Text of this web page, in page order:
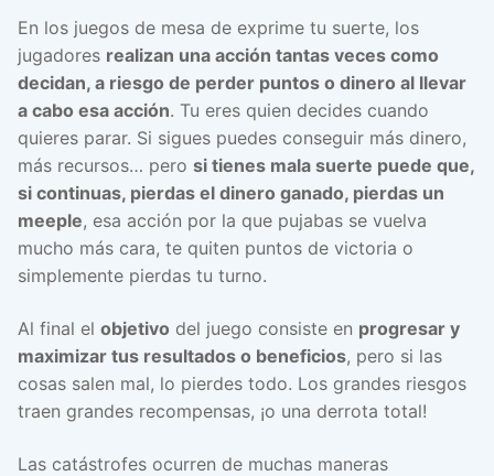
En los juegos de mesa de exprime tu suerte, los
jugadores realizan una acción tantas veces como
decidan, a riesgo de perder puntos o dinero al llevar
a cabo esa acción. Tu eres quien decides cuando
quieres parar. Si sigues puedes conseguir más dinero,
más recursos… pero si tienes mala suerte puede que,
si continuas, pierdas el dinero ganado, pierdas un
meeple, esa acción por la que pujabas se vuelva
mucho más cara, te quiten puntos de victoria o
simplemente pierdas tu turno.
Al final el objetivo del juego consiste en progresar y
maximizar tus resultados o beneficios, pero si las
cosas salen mal, lo pierdes todo. Los grandes riesgos
traen grandes recompensas, ¡o una derrota total!
Las catástrofes ocurren de muchas maneras